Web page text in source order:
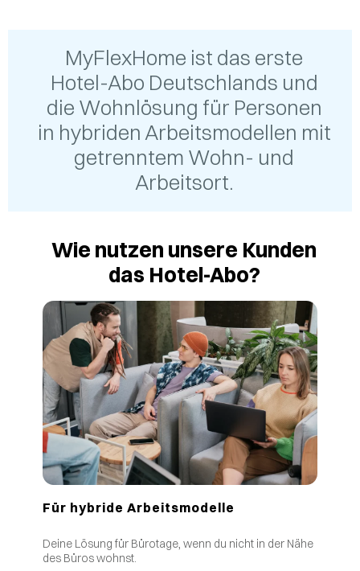
MyFlexHome ist das erste
Hotel-Abo Deutschlands und
die Wohnlösung für Personen
in hybriden Arbeitsmodellen mit
getrenntem Wohn- und
Arbeitsort.
Wie nutzen unsere Kunden
das Hotel-Abo?
Für hybride Arbeitsmodelle
Deine Lösung für Bürotage, wenn du nicht in der Nähe
des Büros wohnst.